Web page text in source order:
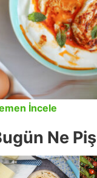
İncele
Ne